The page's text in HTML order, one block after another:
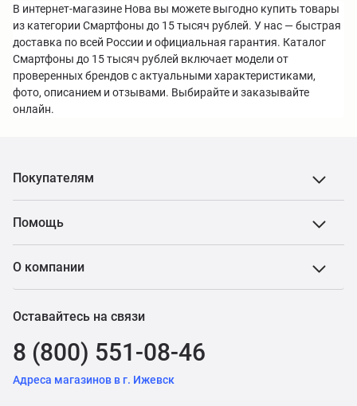
В интернет-магазине Нова вы можете выгодно купить товары
из категории Смартфоны до 15 тысяч рублей. У нас — быстрая
доставка по всей России и официальная гарантия. Каталог
Смартфоны до 15 тысяч рублей включает модели от
проверенных брендов с актуальными характеристиками,
фото, описанием и отзывами. Выбирайте и заказывайте
онлайн.
Покупателям
Помощь
О компании
Оставайтесь на связи
8 (800) 551-08-46
Адреса магазинов в г. Ижевск